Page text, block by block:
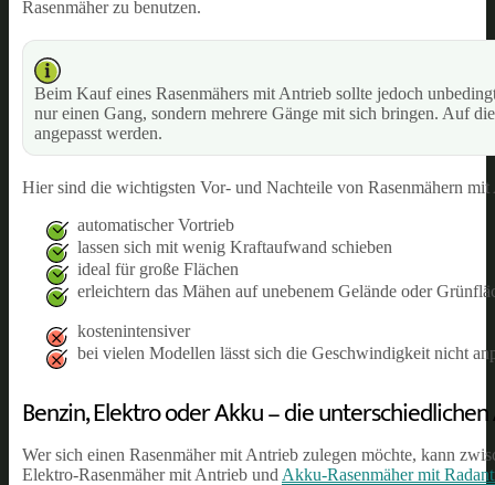
Rasenmäher zu benutzen.
Beim Kauf eines Rasenmähers mit Antrieb sollte jedoch
nur einen Gang, sondern mehrere Gänge mit sich bringen. Auf
angepasst werden.
Hier sind die wichtigsten Vor- und Nachteile von Rasenmähern
automatischer Vortrieb
lassen sich mit wenig Kraftaufwand schieben
ideal für große Flächen
erleichtern das Mähen auf unebenem Gelände oder
kostenintensiver
bei vielen Modellen lässt sich die Geschwindigkeit nicht
Benzin, Elektro oder Akku – die
Wer sich einen Rasenmäher mit Antrieb zulegen möchte, kann
Elektro-Rasenmäher mit Antrieb und Akku-Rasenmäher mit